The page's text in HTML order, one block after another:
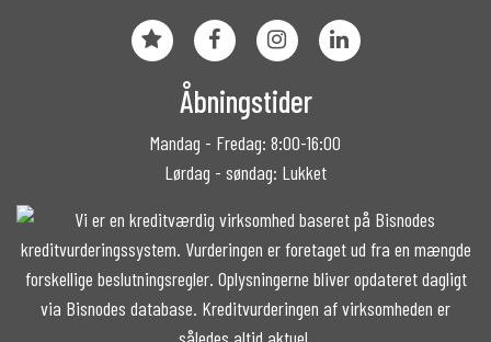
Åbningstider
Mandag - Fredag: 8:00-16:00
Lørdag - søndag: Lukket